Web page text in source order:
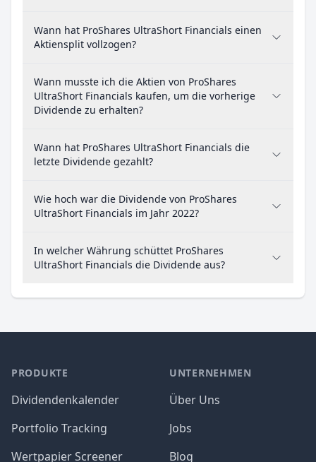
Wann hat ProShares UltraShort Financials einen
Aktiensplit vollzogen?
Wann musste ich die Aktien von ProShares
UltraShort Financials kaufen, um die vorherige
Dividende zu erhalten?
Wann hat ProShares UltraShort Financials die
letzte Dividende gezahlt?
Wie hoch war die Dividende von ProShares
UltraShort Financials im Jahr 2022?
In welcher Währung schüttet ProShares
UltraShort Financials die Dividende aus?
PRODUKTE
Dividendenkalender
Portfolio Tracking
Wertpapier Screener
UNTERNEHMEN
Über Uns
Jobs
Blog